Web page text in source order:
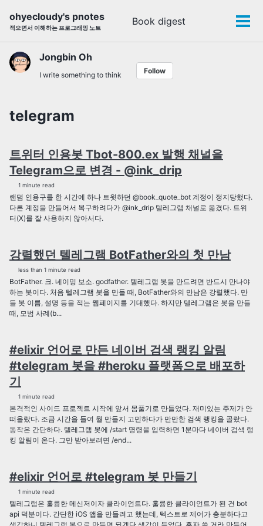
navigation
ohyecloudy's pnotes
적으면서 이해하는 프로그래밍 노트
Book digest
Toggle
Jongbin Oh
I write something to think Follow
telegram
트위터 인용봇 Tbot-800.ex 발행 채널을
Telegram으로 변경 - @ink_drip
1 minute read
랜덤 인용구를 한 시간에 하나 트윗하던 @book_quote_bot 계정이 정지당했다.
다른 계정을 만들어서 복구하려다가 @ink_drip 텔레그램 채널로 옮겼다. 트위
터(X)를 잘 사용하지 않아서다.
강렬했던 텔레그램 BotFather와의 첫 만남
less than 1 minute read
BotFather. 크. 네이밍 보소. godfather. 텔레그램 봇을 만드려면 반드시 만나야
하는 봇이다. 처음 텔레그램 봇을 만들 때, BotFather와의 만남은 강렬했다. 만
들 봇 이름, 설명 등을 적는 웹페이지를 기대했다. 하지만 텔레그램은 봇을 만들
때, 모범 사례(b...
#elixir 언어로 만든 네이버 검색 랭킹 알림
#telegram 봇을 #heroku 플랫폼으로 배포하
기
1 minute read
본격적인 사이드 프로젝트 시작에 앞서 몸풀기로 만들었다. 재미있는 주제가 안
떠올랐다. 조금 시간을 들여 뭘 만들지 고민하다가 만만한 검색 랭킹을 골랐다.
동작은 간단하다. 텔레그램 봇에 /start 명령을 입력하면 1분마다 네이버 검색 랭
킹 알림이 온다. 그만 받아보려면 /end...
#elixir 언어로 #telegram 봇 만들기
1 minute read
텔레그램은 훌륭한 메신저이자 클라이언트다. 훌륭한 클라이언트가 된 건 bot
api 덕분이다. 간단한 iOS 앱을 만들려고 했는데, 텍스트로 제어가 충분하다고